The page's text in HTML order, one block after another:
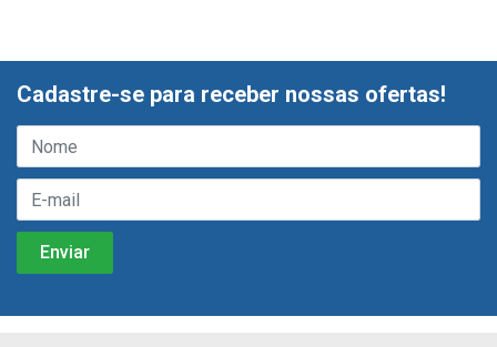
Cadastre-se para receber nossas ofertas!